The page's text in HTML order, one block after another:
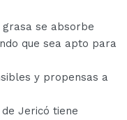
se absorbe
que sea apto para
y propensas a
Jericó tiene